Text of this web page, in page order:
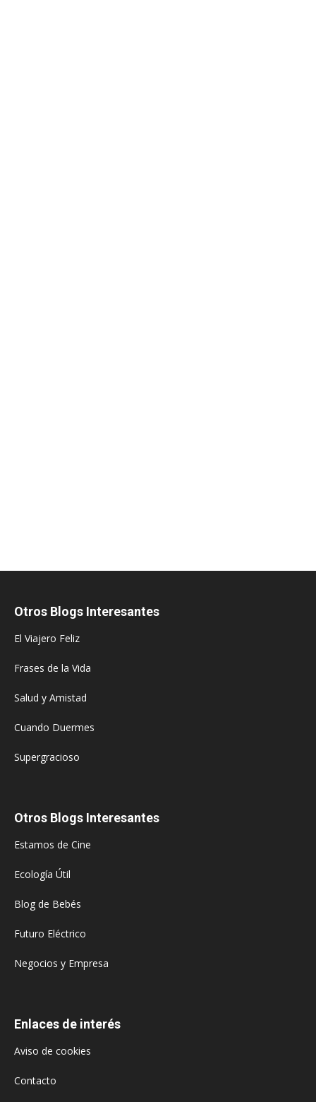
Otros Blogs Interesantes
El Viajero Feliz
Frases de la Vida
Salud y Amistad
Cuando Duermes
Supergracioso
Otros Blogs Interesantes
Estamos de Cine
Ecología Útil
Blog de Bebés
Futuro Eléctrico
Negocios y Empresa
Enlaces de interés
Aviso de cookies
Contacto